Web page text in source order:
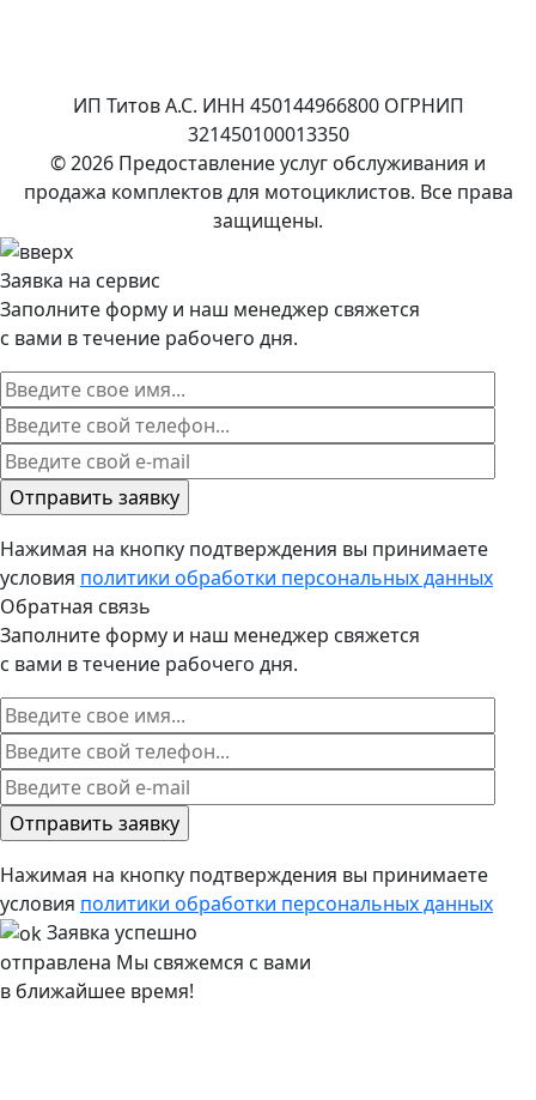
ИП Титов А.С. ИНН 450144966800 ОГРНИП
321450100013350
© 2026 Предоставление услуг обслуживания и
продажа комплектов для мотоциклистов. Все права
защищены.
Заявка на сервис
Заполните форму и наш менеджер свяжется
с вами в течение рабочего дня.
Нажимая на кнопку подтверждения вы принимаете
условия политики обработки персональных данных
Обратная связь
Заполните форму и наш менеджер свяжется
с вами в течение рабочего дня.
Нажимая на кнопку подтверждения вы принимаете
условия политики обработки персональных данных
Заявка успешно
отправлена Мы свяжемся с вами
в ближайшее время!